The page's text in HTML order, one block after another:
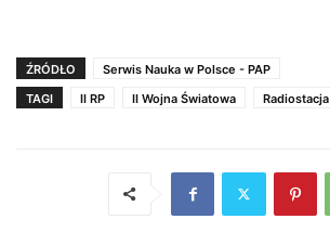
ŹRÓDŁO
Serwis Nauka w Polsce - PAP
TAGI
II RP II Wojna Światowa Radiostacja